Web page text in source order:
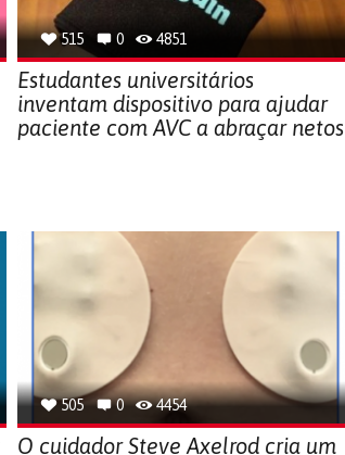
515 0 4851
Estudantes universitários
inventam dispositivo para ajudar
paciente com AVC a abraçar netos
505 0 4454
O cuidador Steve Axelrod cria um